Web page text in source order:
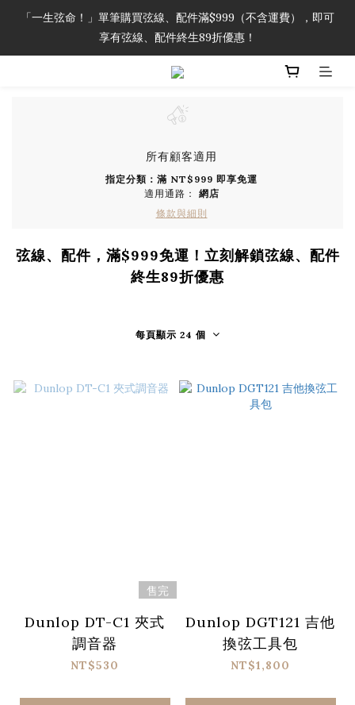
「一生弦命！」單筆購買弦線、配件滿$999（不含運費），即可
享有弦線、配件終生89折優惠！
「一生弦命！」單筆購買弦線、配件滿$999（不含運費），即可
享有弦線、配件終生89折優惠！
加入會員即領2000元購物金。 加入購物車查看更多折扣！
「一生弦命！」單筆購買弦線、配件滿$999（不含運費），即可
享有弦線、配件終生89折優惠！
所有顧客適用
指定分類：滿 NT$999 即享免運
適用通路： 網店
條款與細則
弦線、配件，滿$999免運！立刻解鎖弦線、配件
終生89折優惠
每頁顯示 24 個
售完
Dunlop DT-C1 夾式
調音器
NT$530
Dunlop DGT121 吉他
換弦工具包
NT$1,800